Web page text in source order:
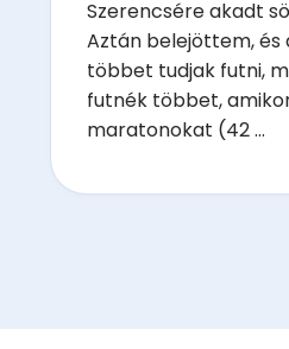
Szerencsére akadt
Aztán belejöttem,
többet tudjak futni,
futnék többet,
maratonokat (42 ...